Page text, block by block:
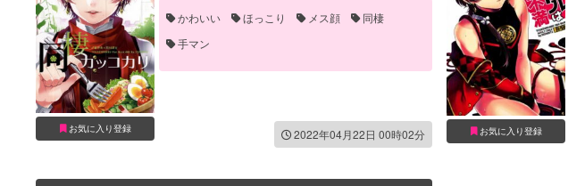
お気に入り登録
かわいい ほっこり メス顔
同棲
手マン
2022年04月22日 00時02分 お気に入り登録